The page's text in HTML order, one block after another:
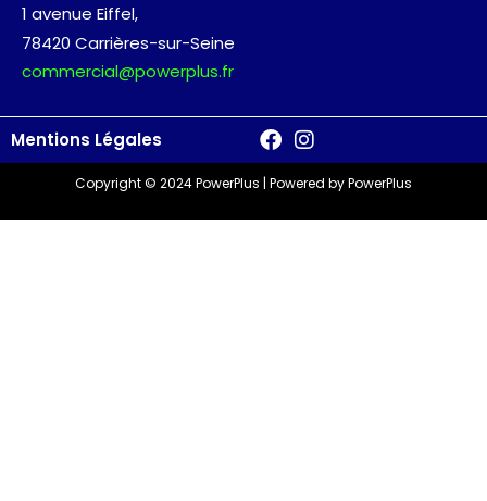
1 avenue Eiffel,
78420 Carrières-sur-Seine
commercial@powerplus.fr​
Mentions Légales
Copyright © 2024PowerPlus | Powered by PowerPlus